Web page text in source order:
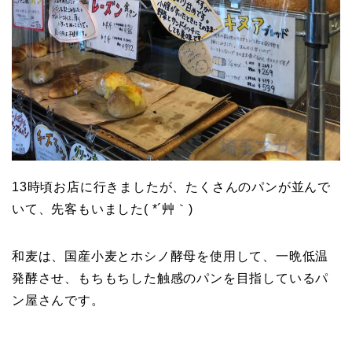
13時頃お店に行きましたが、たくさんのパンが並んで
いて、先客もいました( *´艸｀)
和麦は、国産小麦とホシノ酵母を使用して、一晩低温
発酵させ、もちもちした触感のパンを目指しているパ
ン屋さんです。